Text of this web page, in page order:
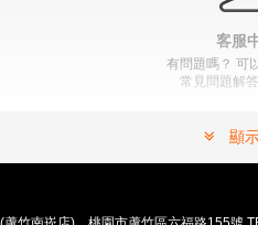
客服
有問題嗎？ 可
常見問題解
顯